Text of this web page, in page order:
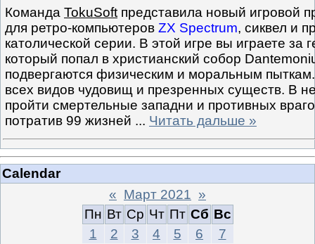
Команда TokuSoft представила новый игровой
для ретро-компьютеров ZX Spectrum, сиквел и
католической серии. В этой игре вы играете за
который попал в христианский собор
подвергаются физическим и моральным
всех видов чудовищ и презренных существ. В
пройти смертельные западни и противных
потратив 99 жизней ... Читать дальше »
Calendar
« Март 2021 »
Пн Вт Ср Чт Пт Сб Вс
1
2 3 4 5 6
7